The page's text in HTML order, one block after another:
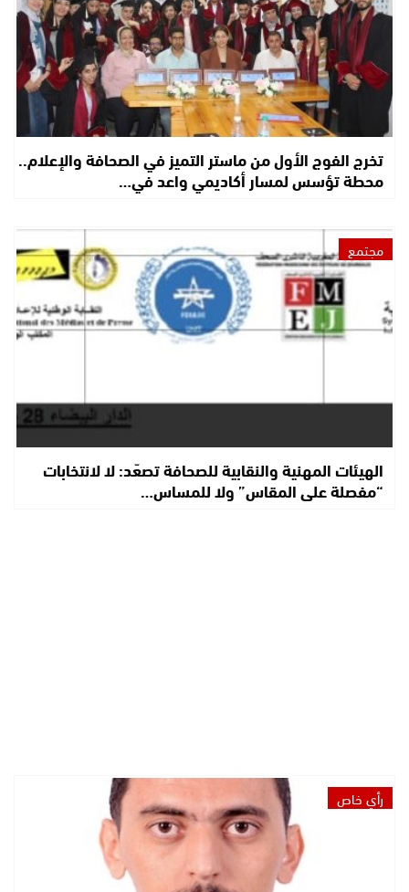
تخرج الفوج الأول من ماستر التميز في الصحافة والإعلام..
محطة تؤسس لمسار أكاديمي واعد في…
مجتمع
الهيئات المهنية والنقابية للصحافة تصعّد: لا لانتخابات
“مفصلة على المقاس” ولا للمساس…
رأي خاص